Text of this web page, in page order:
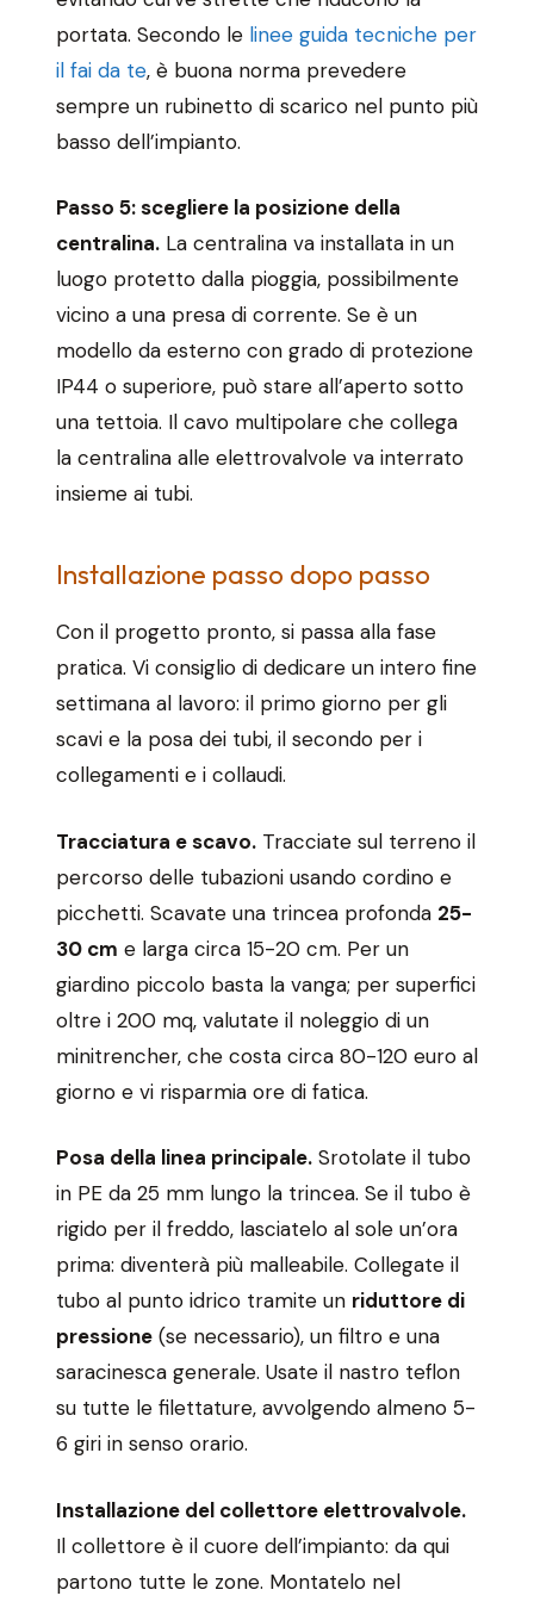
portata. Secondo le linee guida tecniche per
il fai da te, è buona norma prevedere
sempre un rubinetto di scarico nel punto più
basso dell’impianto.
Passo 5: scegliere la posizione della
centralina. La centralina va installata in un
luogo protetto dalla pioggia, possibilmente
vicino a una presa di corrente. Se è un
modello da esterno con grado di protezione
IP44 o superiore, può stare all’aperto sotto
una tettoia. Il cavo multipolare che collega
la centralina alle elettrovalvole va interrato
insieme ai tubi.
Installazione passo dopo passo
Con il progetto pronto, si passa alla fase
pratica. Vi consiglio di dedicare un intero fine
settimana al lavoro: il primo giorno per gli
scavi e la posa dei tubi, il secondo per i
collegamenti e i collaudi.
Tracciatura e scavo. Tracciate sul terreno il
percorso delle tubazioni usando cordino e
picchetti. Scavate una trincea profonda 25-
30 cm e larga circa 15-20 cm. Per un
giardino piccolo basta la vanga; per superfici
oltre i 200 mq, valutate il noleggio di un
minitrencher, che costa circa 80-120 euro al
giorno e vi risparmia ore di fatica.
Posa della linea principale. Srotolate il tubo
in PE da 25 mm lungo la trincea. Se il tubo è
rigido per il freddo, lasciatelo al sole un’ora
prima: diventerà più malleabile. Collegate il
tubo al punto idrico tramite un riduttore di
pressione (se necessario), un filtro e una
saracinesca generale. Usate il nastro teflon
su tutte le filettature, avvolgendo almeno 5-
6 giri in senso orario.
Installazione del collettore elettrovalvole.
Il collettore è il cuore dell’impianto: da qui
partono tutte le zone. Montatelo nel